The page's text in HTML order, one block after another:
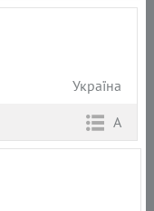
Україна
А